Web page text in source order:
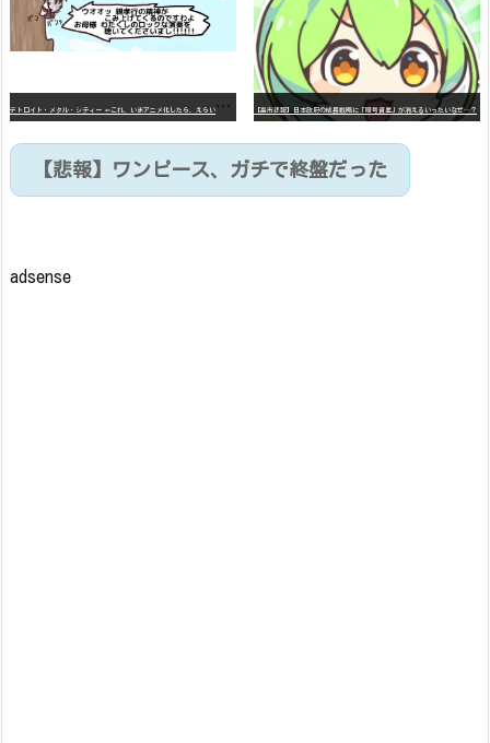
デ
トロイト・メタル・シティー ⇐これ、いまアニメ化したら、えらいことになってたよな？ 【高市悲報】日本政府の成長戦略に「暗号資産」が消えるいったいなぜ…？
【悲報】ワンピース、ガチで終盤だった
adsense